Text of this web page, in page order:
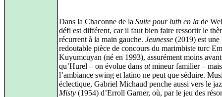
Dans la Chaconne de la Suite pour luth en la de
défi est différent, car il faut bien faire ressortir le
récurrent à la main gauche. Jeunesse (2019) est une
redoutable pièce de concours du marimbiste turc
Kuyumcuyan (né en 1993), assurément moins
qu’Hurel – on évolue dans utmineur familier –
l’ambiance swing et latino ne peut que séduire.
éclectique, Gabriel Michaud penche aussi vers le
Misty (1954) d’Erroll Garner, où, par le jeu des